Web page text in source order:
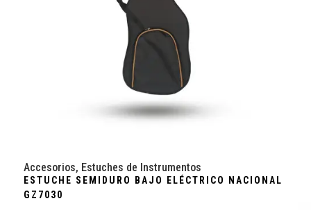
Accesorios, Estuches de Instrumentos
ESTUCHE SEMIDURO BAJO ELÉCTRICO NACIONAL
GZ7030